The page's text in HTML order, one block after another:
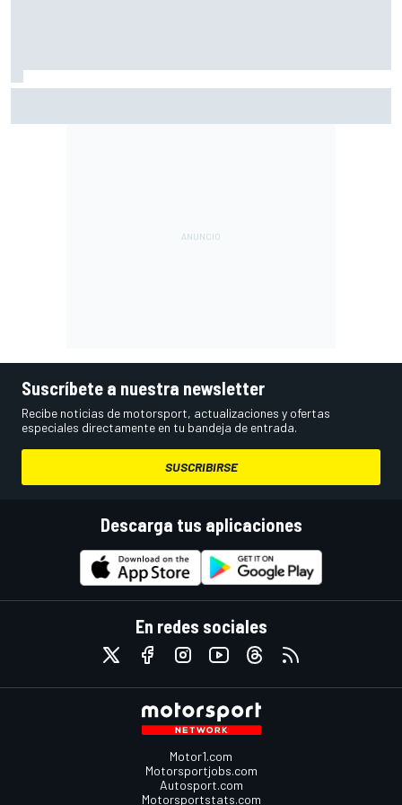
Suscríbete a nuestra newsletter
Recibe noticias de motorsport, actualizaciones y ofertas
especiales directamente en tu bandeja de entrada.
SUSCRIBIRSE
Descarga tus aplicaciones
En redes sociales
Motor1.com
Motorsportjobs.com
Autosport.com
Motorsportstats.com